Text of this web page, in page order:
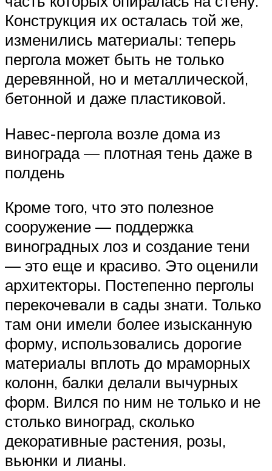
Конструкция их осталась той же,
изменились материалы: теперь
пергола может быть не только
деревянной, но и металлической,
бетонной и даже пластиковой.
Навес-пергола возле дома из
винограда — плотная тень даже в
полдень
Кроме того, что это полезное
сооружение — поддержка
виноградных лоз и создание тени
— это еще и красиво. Это оценили
архитекторы. Постепенно перголы
перекочевали в сады знати. Только
там они имели более изысканную
форму, использовались дорогие
материалы вплоть до мраморных
колонн, балки делали вычурных
форм. Вился по ним не только и не
столько виноград, сколько
декоративные растения, розы,
вьюнки и лианы.